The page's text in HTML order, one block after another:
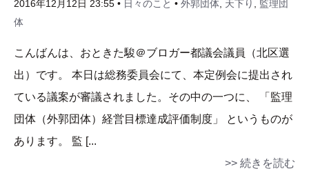
2016年12月12日 23:55 • 日々のこと • 外郭団体, 天下り , 監理団
体
こんばんは、おときた駿＠ブロガー都議会議員（北区選
出）です。 本日は総務委員会にて、本定例会に提出され
ている議案が審議されました。その中の一つに、 「監理
団体（外郭団体）経営目標達成評価制度」 というものが
あります。 監 [...
>> 続きを読む